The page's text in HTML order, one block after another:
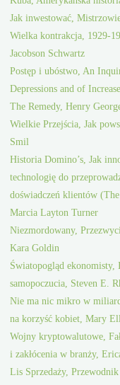
Jak inwestować,
Wielka kontrakcja, 1929-
Jacobson Schwartz
Postęp i ubóstwo, An
Depressions and of
The Remedy, Henry
Wielkie Przejścia, Jak
Smil
Historia Domino’s, Jak
technologię do
doświadczeń klientów
Marcia Layton Turner
Niezmordowany,
Kara Goldin
Światopogląd ekonomisty,
samopoczucia, Steven E.
Nie ma nic mikro w
na korzyść kobiet, Mary
Wojny kryptowalutowe,
i zakłócenia w branży,
Lis Sprzedaży,